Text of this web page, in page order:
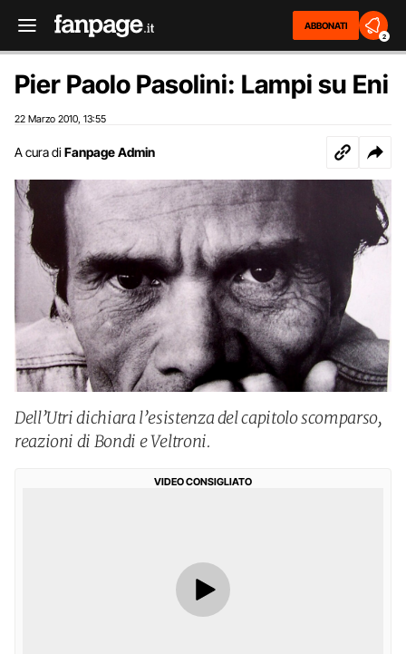
ABBONATI
2
Pier Paolo Pasolini: Lampi su Eni
22 Marzo 2010 13:55
A cura di Fanpage Admin
Dell’Utri dichiara l’esistenza del capitolo scomparso,
reazioni di Bondi e Veltroni.
VIDEO CONSIGLIATO